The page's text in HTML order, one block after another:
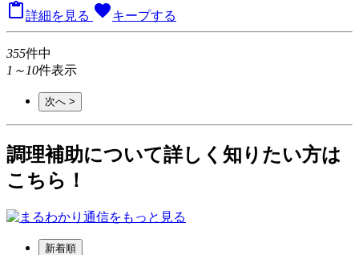
詳細を見る favoriteキープする
355件中
1～10件表示
次へ >
調理補助について詳しく知りたい方は
こちら！
新着順